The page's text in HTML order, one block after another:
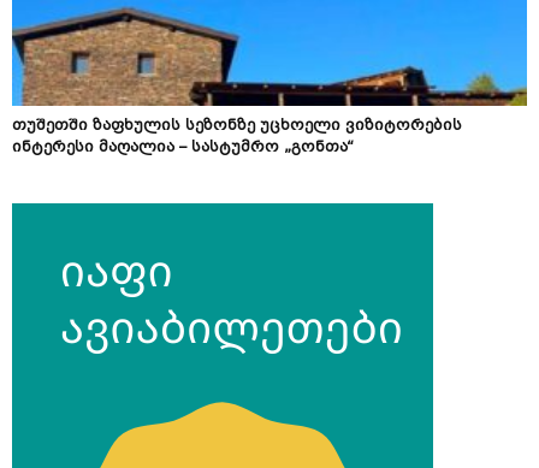
თუშეთში ზაფხულის სეზონზე უცხოელი ვიზიტორების
ინტერესი მაღალია – სასტუმრო „გონთა“